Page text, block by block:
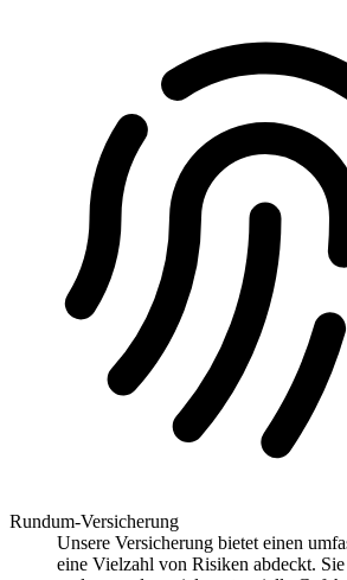
Rundum-Versicherung
Unsere Versicherung bietet einen
eine Vielzahl von Risiken abdeckt.